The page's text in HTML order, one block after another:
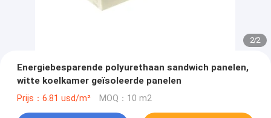
2/2
Energiebesparende polyurethaan sandwich panelen,
witte koelkamer geïsoleerde panelen
Prijs：6.81 usd/m² MOQ：10 m2